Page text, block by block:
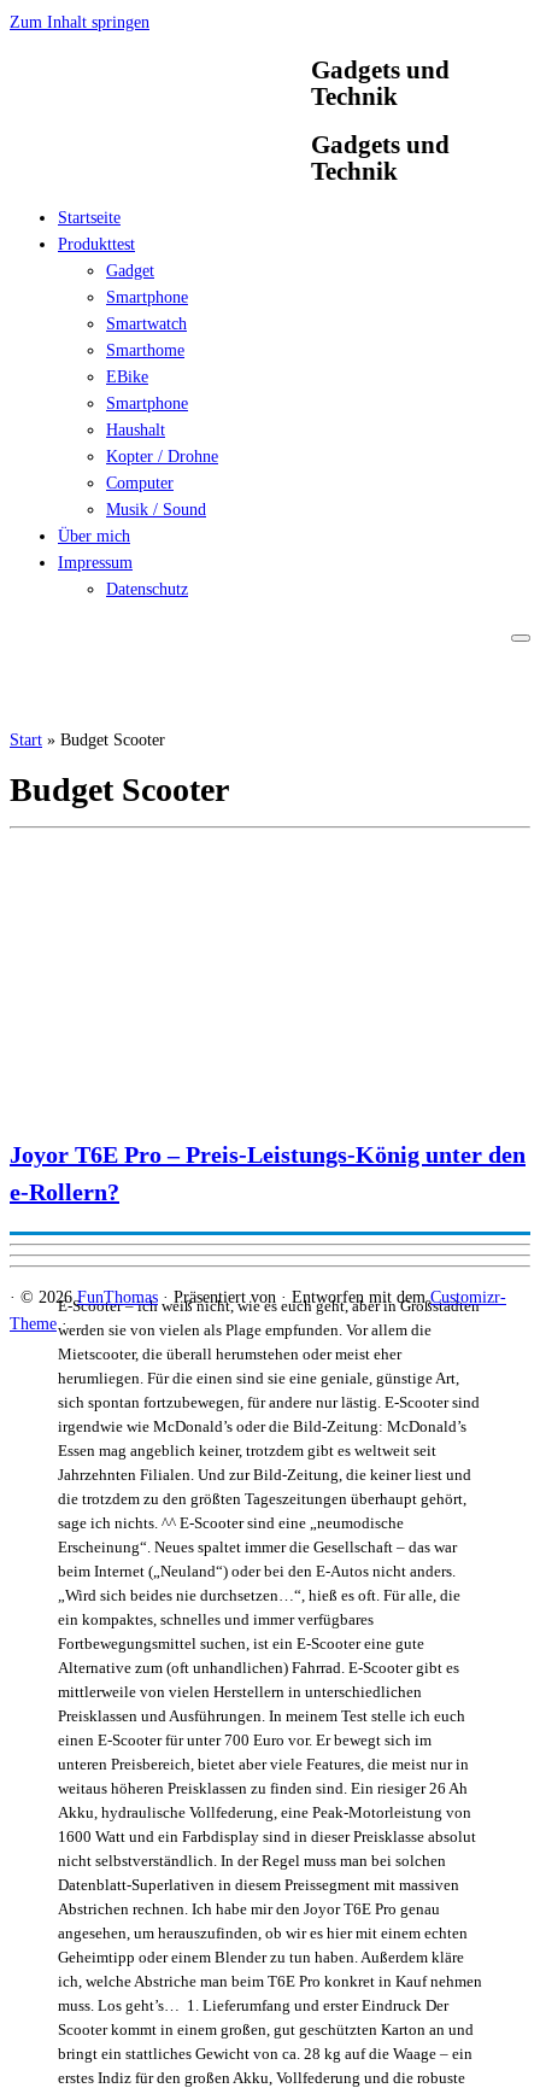
Zum Inhalt springen
Gadgets und
Technik
Gadgets und
Technik
Startseite
Produkttest
Gadget
Smartphone
Smartwatch
Smarthome
EBike
Smartphone
Haushalt
Kopter / Drohne
Computer
Musik / Sound
Über mich
Impressum
Datenschutz
Start » Budget Scooter
Budget Scooter
E-Scooter – ich weiß nicht, wie es euch geht, aber in Großstädten
werden sie von vielen als Plage empfunden. Vor allem die
Mietscooter, die überall herumstehen oder meist eher
herumliegen. Für die einen sind sie eine geniale, günstige Art,
sich spontan fortzubewegen, für andere nur lästig. E-Scooter sind
irgendwie wie McDonald’s oder die Bild-Zeitung: McDonald’s
Essen mag angeblich keiner, trotzdem gibt es weltweit seit
Jahrzehnten Filialen. Und zur Bild-Zeitung, die keiner liest und
die trotzdem zu den größten Tageszeitungen überhaupt gehört,
sage ich nichts. ^^ E-Scooter sind eine „neumodische
Erscheinung“. Neues spaltet immer die Gesellschaft – das war
beim Internet („Neuland“) oder bei den E-Autos nicht anders.
„Wird sich beides nie durchsetzen…“, hieß es oft. Für alle, die
ein kompaktes, schnelles und immer verfügbares
Fortbewegungsmittel suchen, ist ein E-Scooter eine gute
Alternative zum (oft unhandlichen) Fahrrad. E-Scooter gibt es
mittlerweile von vielen Herstellern in unterschiedlichen
Preisklassen und Ausführungen. In meinem Test stelle ich euch
einen E-Scooter für unter 700 Euro vor. Er bewegt sich im
unteren Preisbereich, bietet aber viele Features, die meist nur in
weitaus höheren Preisklassen zu finden sind. Ein riesiger 26 Ah
Akku, hydraulische Vollfederung, eine Peak-Motorleistung von
1600 Watt und ein Farbdisplay sind in dieser Preisklasse absolut
nicht selbstverständlich. In der Regel muss man bei solchen
Datenblatt-Superlativen in diesem Preissegment mit massiven
Abstrichen rechnen. Ich habe mir den Joyor T6E Pro genau
angesehen, um herauszufinden, ob wir es hier mit einem echten
Geheimtipp oder einem Blender zu tun haben. Außerdem kläre
ich, welche Abstriche man beim T6E Pro konkret in Kauf nehmen
muss. Los geht’s… 1. Lieferumfang und erster Eindruck Der
Scooter kommt in einem großen, gut geschützten Karton an und
bringt ein stattliches Gewicht von ca. 28 kg auf die Waage – ein
erstes Indiz für den großen Akku, Vollfederung und die robuste
Joyor T6E Pro – Preis-Leistungs-König unter den
e-Rollern?
· © 2026 FunThomas · Präsentiert von · Entworfen mit demCustomizr-
Theme ·